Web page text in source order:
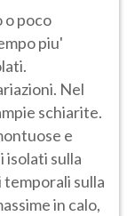
o poco
piu'
Nel
schiarite.
e
isolati sulla
temporali sulla
in calo,